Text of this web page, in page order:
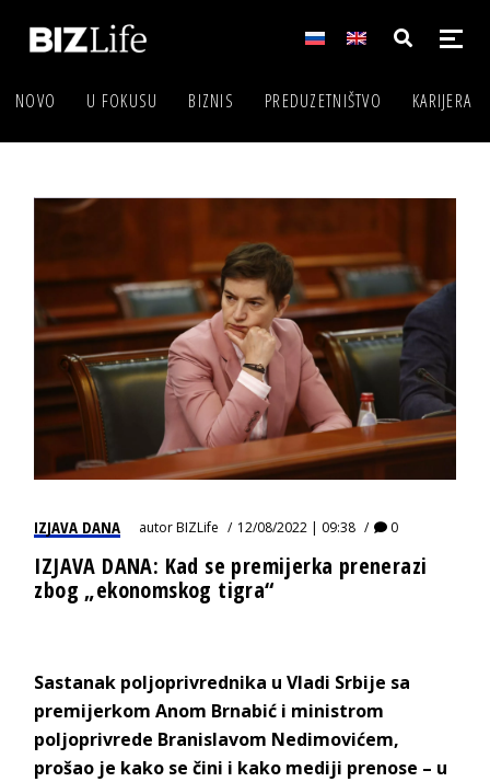
NOVO U FOKUSU BIZNIS PREDUZETNIŠTVO KARIJERA
IZJAVA DANA autorBIZLife 12/08/2022 | 09:38 0
IZJAVA DANA: Kad se premijerka prenerazi
zbog „ekonomskog tigra“
Sastanak poljoprivrednika u Vladi Srbije sa
premijerkom Anom Brnabić i ministrom
poljoprivrede Branislavom Nedimovićem,
prošao je kako se čini i kako mediji prenose – u